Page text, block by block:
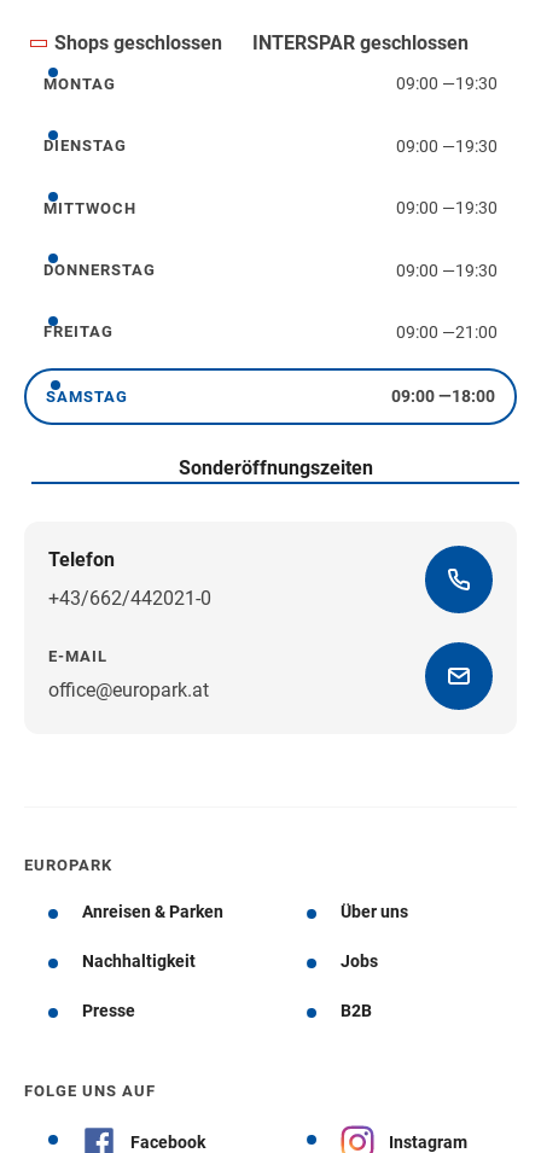
Shops geschlossen INTERSPAR geschlossen
Montag
MONTAG 09:00 —19:30
Dienstag
DIENSTAG 09:00 —19:30
Mittwoch
MITTWOCH 09:00 —19:30
Donnerstag
DONNERSTAG 09:00 —19:30
Freitag
FREITAG 09:00 —21:00
Samstag
SAMSTAG 09:00—18:00
Sonderöffnungszeiten
Telefon
+43/662/442021-0
E-MAIL
office@europark.atWegbeschreibung erhalten
EUROPARK
Anreisen & Parken Über uns
Nachhaltigkeit Jobs
Presse B2B
FOLGE UNS AUF
Facebook Instagram